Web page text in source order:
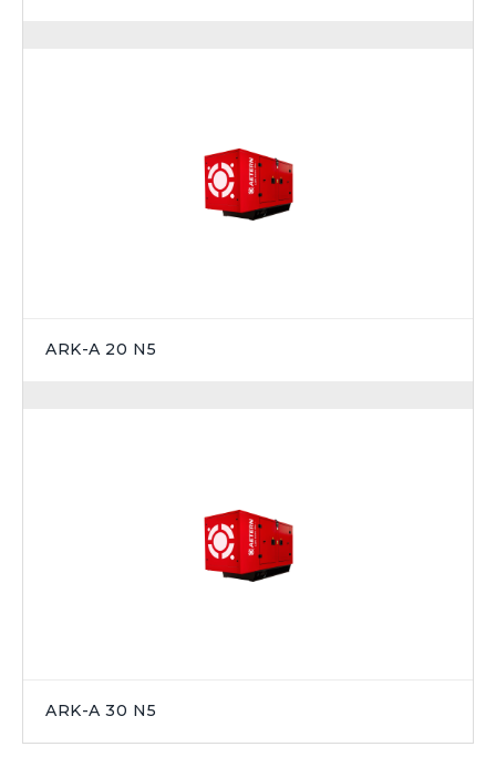
ARK-A 20 N5
ARK-A 30 N5